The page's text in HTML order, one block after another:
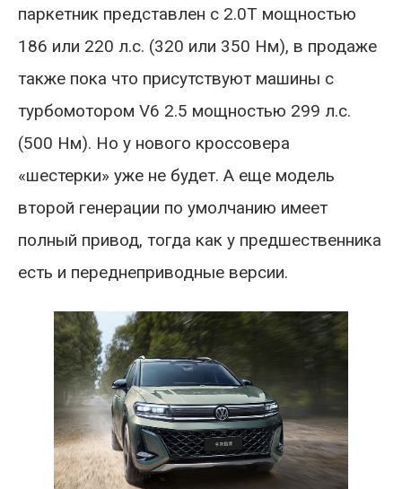
паркетник представлен с 2.0T мощностью
186 или 220 л.с. (320 или 350 Нм), в продаже
также пока что присутствуют машины с
турбомотором V6 2.5 мощностью 299 л.с.
(500 Нм). Но у нового кроссовера
«шестерки» уже не будет. А еще модель
второй генерации по умолчанию имеет
полный привод, тогда как у предшественника
есть и переднеприводные версии.